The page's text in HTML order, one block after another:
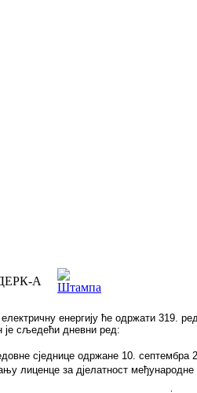
А
eнeргиjу ћe oдржaти 319.
је сљедећи дневни ред:
сједнице одржане 10. септембра
лиценце за дјелатност међународне